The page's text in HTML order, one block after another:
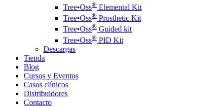
Tree•Oss®️ Elemental Kit
Tree•Oss®️ Prosthetic Kit
Tree•Oss®️ Guided kit
Tree•Oss®️ PID Kit
Descargas
Tienda
Blog
Cursos y Eventos
Casos clínicos
Distribuidores
Contacto